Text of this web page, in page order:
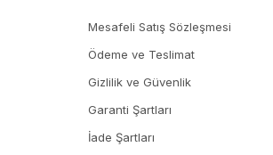
Mesafeli Satış Sözleşmesi
Ödeme ve Teslimat
Gizlilik ve Güvenlik
Garanti Şartları
İade Şartları